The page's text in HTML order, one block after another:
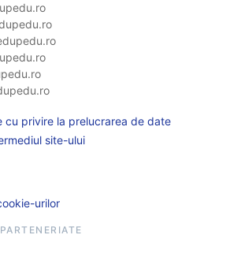
cu privire la prelucrarea de date
site-ului
urilor